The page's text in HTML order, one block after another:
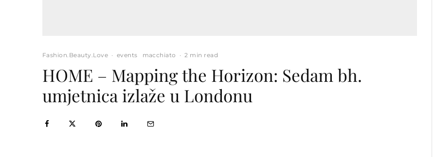
Fashion.Beauty.Love · events macchiato · 2 min read
HOME – Mapping the Horizon: Sedam bh.
umjetnica izlaže u Londonu